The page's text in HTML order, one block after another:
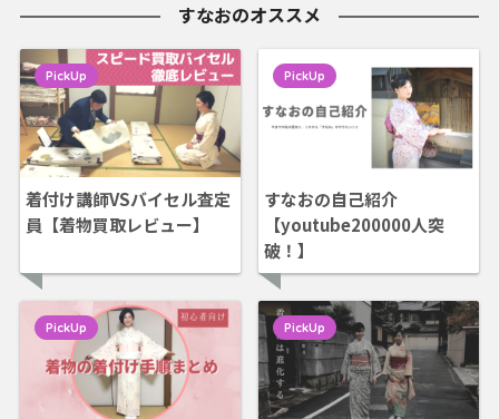
すなおのオススメ
着付け講師VSバイセル査定
員【着物買取レビュー】
PickUp
すなおの自己紹介
【youtube200000人突
破！】
PickUp
PickUp PickUp